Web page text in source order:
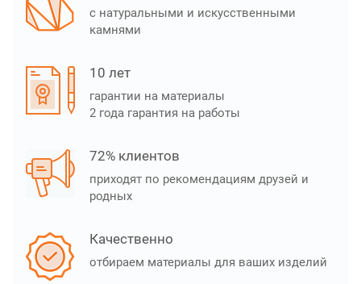
с натуральными и искусственными
камнями
10 лет
гарантии на материалы
2 года гарантия на работы
72% клиентов
приходят по рекомендациям друзей и
родных
Качественно
отбираем материалы для ваших изделий